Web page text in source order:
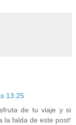
13:25
de tu viaje y si
la falda de este post!